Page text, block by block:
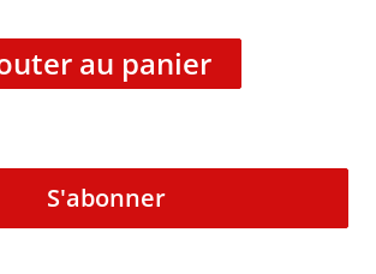
au panier
S'abonner